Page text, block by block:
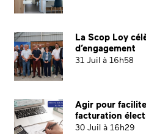
La Scop Loy
d’engagement
31 Juil à 16h58
Agir pour
facturation
30 Juil à 16h29